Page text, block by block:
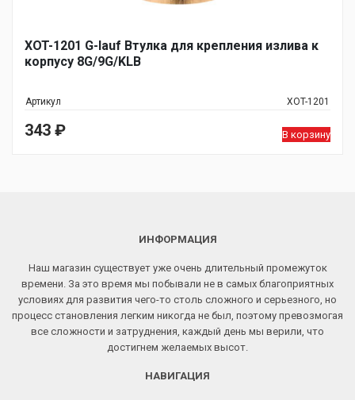
XOT-1201 G-lauf Втулка для крепления излива к
корпусу 8G/9G/KLB
Артикул XOT-1201
343 ₽ В корзину
ИНФОРМАЦИЯ
Наш магазин существует уже очень длительный промежуток
времени. За это время мы побывали не в самых благоприятных
условиях для развития чего-то столь сложного и серьезного, но
процесс становления легким никогда не был, поэтому превозмогая
все сложности и затруднения, каждый день мы верили, что
достигнем желаемых высот.
НАВИГАЦИЯ